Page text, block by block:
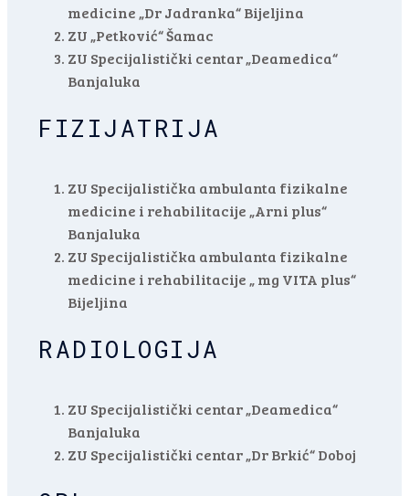
medicine „Dr Jadranka“ Bijeljina
ZU „Petković“ Šamac
ZU Specijalistički centar „Deamedica“
Banjaluka
FIZIJATRIJA
ZU Specijalistička ambulanta fizikalne
medicine i rehabilitacije „Arni plus“
Banjaluka
ZU Specijalistička ambulanta fizikalne
medicine i rehabilitacije „ mg VITA plus“
Bijeljina
RADIOLOGIJA
ZU Specijalistički centar „Deamedica“
Banjaluka
ZU Specijalistički centar „Dr Brkić“ Doboj